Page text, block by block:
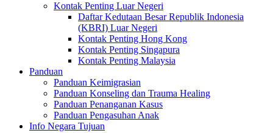
Kontak Penting Luar Negeri
Daftar Kedutaan Besar Republik Indonesia
(KBRI) Luar Negeri
Kontak Penting Hong Kong
Kontak Penting Singapura
Kontak Penting Malaysia
Panduan
Panduan Keimigrasian
Panduan Konseling dan Trauma Healing
Panduan Penanganan Kasus
Panduan Pengasuhan Anak
Info Negara Tujuan